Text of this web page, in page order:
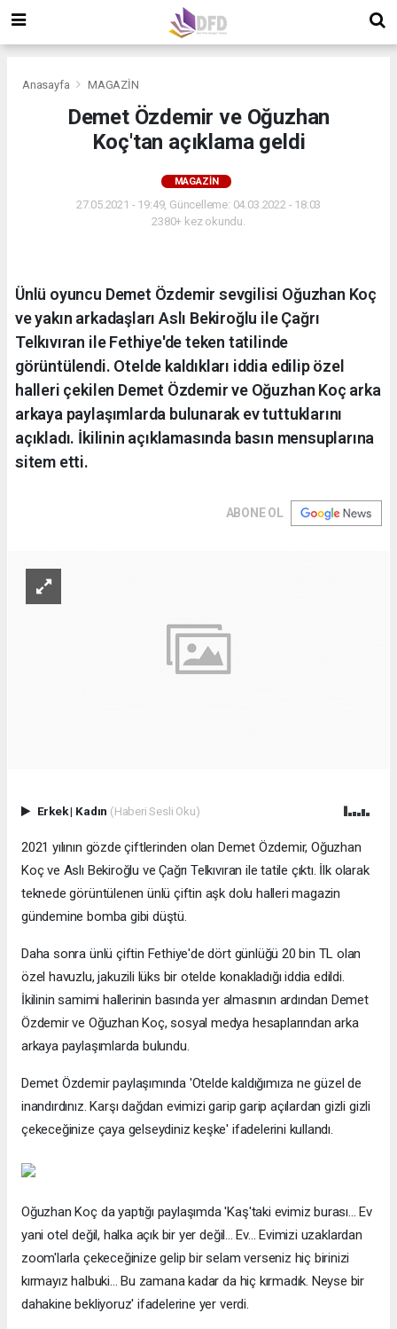
Anasayfa MAGAZİN
Demet Özdemir ve Oğuzhan
Koç'tan açıklama geldi
MAGAZİN
27.05.2021 - 19:49, Güncelleme: 04.03.2022 - 18:03
2380+ kez okundu.
Ünlü oyuncu Demet Özdemir sevgilisi Oğuzhan Koç
ve yakın arkadaşları Aslı Bekiroğlu ile Çağrı
Telkıvıran ile Fethiye'de teken tatilinde
görüntülendi. Otelde kaldıkları iddia edilip özel
halleri çekilen Demet Özdemir ve Oğuzhan Koç arka
arkaya paylaşımlarda bulunarak ev tuttuklarını
açıkladı. İkilinin açıklamasında basın mensuplarına
sitem etti.
ABONE OL
Erkek| Kadın (Haberi Sesli Oku)
2021 yılının gözde çiftlerinden olan Demet Özdemir, Oğuzhan
Koç ve Aslı Bekiroğlu ve Çağrı Telkıvıran ile tatile çıktı. İlk olarak
teknede görüntülenen ünlü çiftin aşk dolu halleri magazin
gündemine bomba gibi düştü.
Daha sonra ünlü çiftin Fethiye'de dört günlüğü 20 bin TL olan
özel havuzlu, jakuzili lüks bir otelde konakladığı iddia edildi.
İkilinin samimi hallerinin basında yer almasının ardından Demet
Özdemir ve Oğuzhan Koç, sosyal medya hesaplarından arka
arkaya paylaşımlarda bulundu.
Demet Özdemir paylaşımında 'Otelde kaldığımıza ne güzel de
inandırdınız. Karşı dağdan evimizi garip garip açılardan gizli gizli
çekeceğinize çaya gelseydiniz keşke' ifadelerini kullandı.
Oğuzhan Koç da yaptığı paylaşımda 'Kaş'taki evimiz burası... Ev
yani otel değil, halka açık bir yer değil... Ev... Evimizi uzaklardan
zoom'larla çekeceğinize gelip bir selam verseniz hiç birinizi
kırmayız halbuki... Bu zamana kadar da hiç kırmadık. Neyse bir
dahakine bekliyoruz' ifadelerine yer verdi.